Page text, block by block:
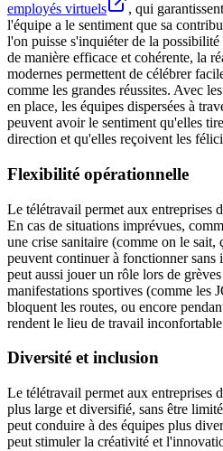
employés virtuels
, qui
l'équipe a le sentiment que sa
l'on puisse s'inquiéter de la
de manière efficace et cohérente, la
modernes permettent de célébrer
comme les grandes réussites. Avec
en place, les équipes dispersées à
peuvent avoir le sentiment qu'elles
direction et qu'elles reçoivent les
Flexibilité opérationnelle
Le télétravail permet aux entreprises
En cas de situations imprévues,
une crise sanitaire (comme on le
peuvent continuer à fonctionner
peut aussi jouer un rôle lors de
manifestations sportives (comme les
bloquent les routes, ou encore
rendent le lieu de travail
Diversité et inclusion
Le télétravail permet aux entreprises
plus large et diversifié, sans être
peut conduire à des équipes plus
peut stimuler la créativité et